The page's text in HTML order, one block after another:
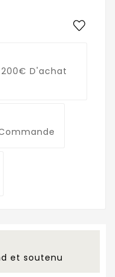
200€ D'achat
et soutenu